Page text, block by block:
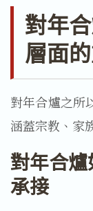
對年
層面
對年合爐之所
涵蓋宗教、家
對年合
承接